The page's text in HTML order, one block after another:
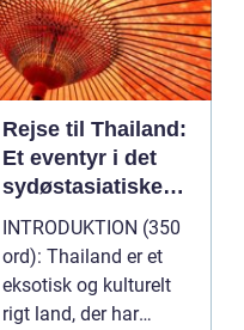
Rejse til Thailand:
Et eventyr i det
sydøstasiatiske
paradis
INTRODUKTION (350
ord): Thailand er et
eksotisk og kulturelt
rigt land, der har